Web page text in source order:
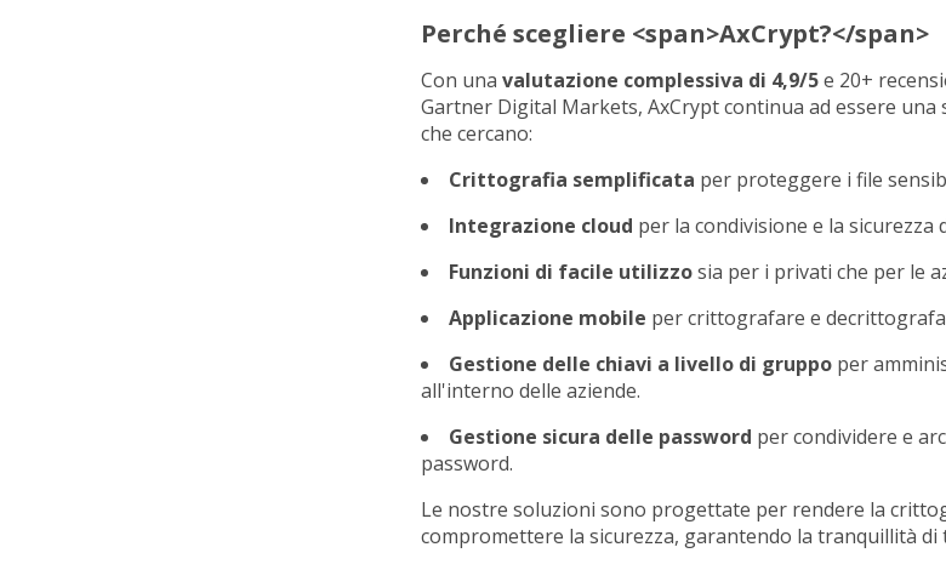
Perché scegliere <span>AxCrypt?</span>
Con una valutazione complessiva di 4,9/5e 20+
Gartner Digital Markets, AxCrypt continua ad essere una
che cercano:
Crittografia semplificata per proteggere i file
Integrazione cloud per la condivisione e la
Funzioni di facile utilizzosia per i privati che per le
Applicazione mobile per crittografare e
Gestione delle chiavi a livello di gruppo per
all'interno delle aziende.
Gestione sicura delle password per condividere e
password.
Le nostre soluzioni sono progettate per rendere la
compromettere la sicurezza, garantendo la tranquillità